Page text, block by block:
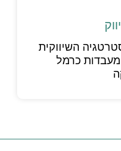
השיווקית
כרמל